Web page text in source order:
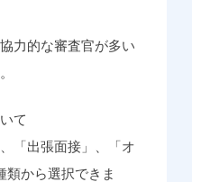
力的な審査官が多い
て
「出張面接」、「オ
類から選択できま